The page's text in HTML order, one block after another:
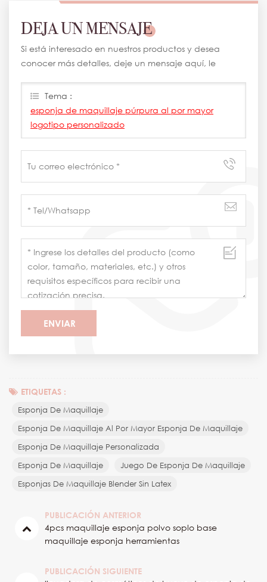
DEJA UN MENSAJE
Si está interesado en nuestros productos y desea
conocer más detalles, deje un mensaje aquí, le
Tema :
esponja de maquillaje púrpura al por mayor
logotipo personalizado
ETIQUETAS :
Esponja De Maquillaje
Esponja De Maquillaje Al Por Mayor Esponja De Maquillaje
Esponja De Maquillaje Personalizada
Esponja De Maquillaje
Juego De Esponja De Maquillaje
Esponjas De Maquillaje Blender Sin Latex
PUBLICACIÓN ANTERIOR
4pcs maquillaje esponja polvo soplo base
maquillaje esponja herramientas
PUBLICACIÓN SIGUIENTE